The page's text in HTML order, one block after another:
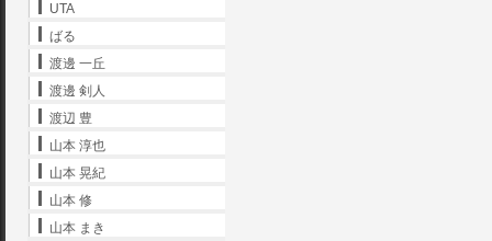
UTA
ばる
渡邊 一丘
渡邊 剣人
渡辺 豊
山本 淳也
山本 晃紀
山本 修
山本 まき